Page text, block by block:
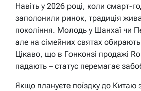
Навіть у 2026 році, коли смарт-
заполонили ринок, традиція
покоління. Молодь у Шанхаї чи
але на сімейних святах
Цікаво, що в Гонконзі продажі
падають – статус перемагає
Якщо плануєте поїздку до Китаю